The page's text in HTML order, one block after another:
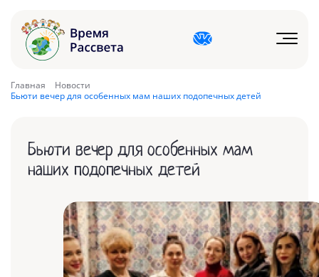
Главная
Новости
Бьюти вечер для особенных мам наших подопечных детей
Бьюти вечер для особенных мам
наших подопечных детей